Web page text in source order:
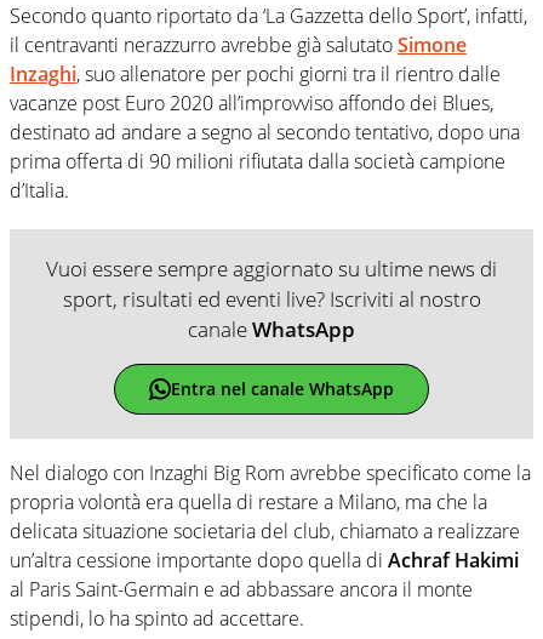
Secondo quanto riportato da ‘La Gazzetta dello Sport’, infatti,
il centravanti nerazzurro avrebbe già salutatoSimone
Inzaghi, suo allenatore per pochi giorni tra il rientro dalle
vacanze post Euro 2020 all’improvviso affondo dei Blues,
destinato ad andare a segno al secondo tentativo, dopo una
prima offerta di 90 milioni rifiutata dalla società campione
d’Italia.
Vuoi essere sempre aggiornato su ultime news di
sport, risultati ed eventi live? Iscriviti al nostro
canaleWhatsApp
Entra nel canale WhatsApp
Nel dialogo con Inzaghi Big Rom avrebbe specificato come la
propria volontà era quella di restare a Milano, ma che la
delicata situazione societaria del club, chiamato a realizzare
un’altra cessione importante dopo quella di Achraf Hakimi
al Paris Saint-Germain e ad abbassare ancora il monte
stipendi, lo ha spinto ad accettare.